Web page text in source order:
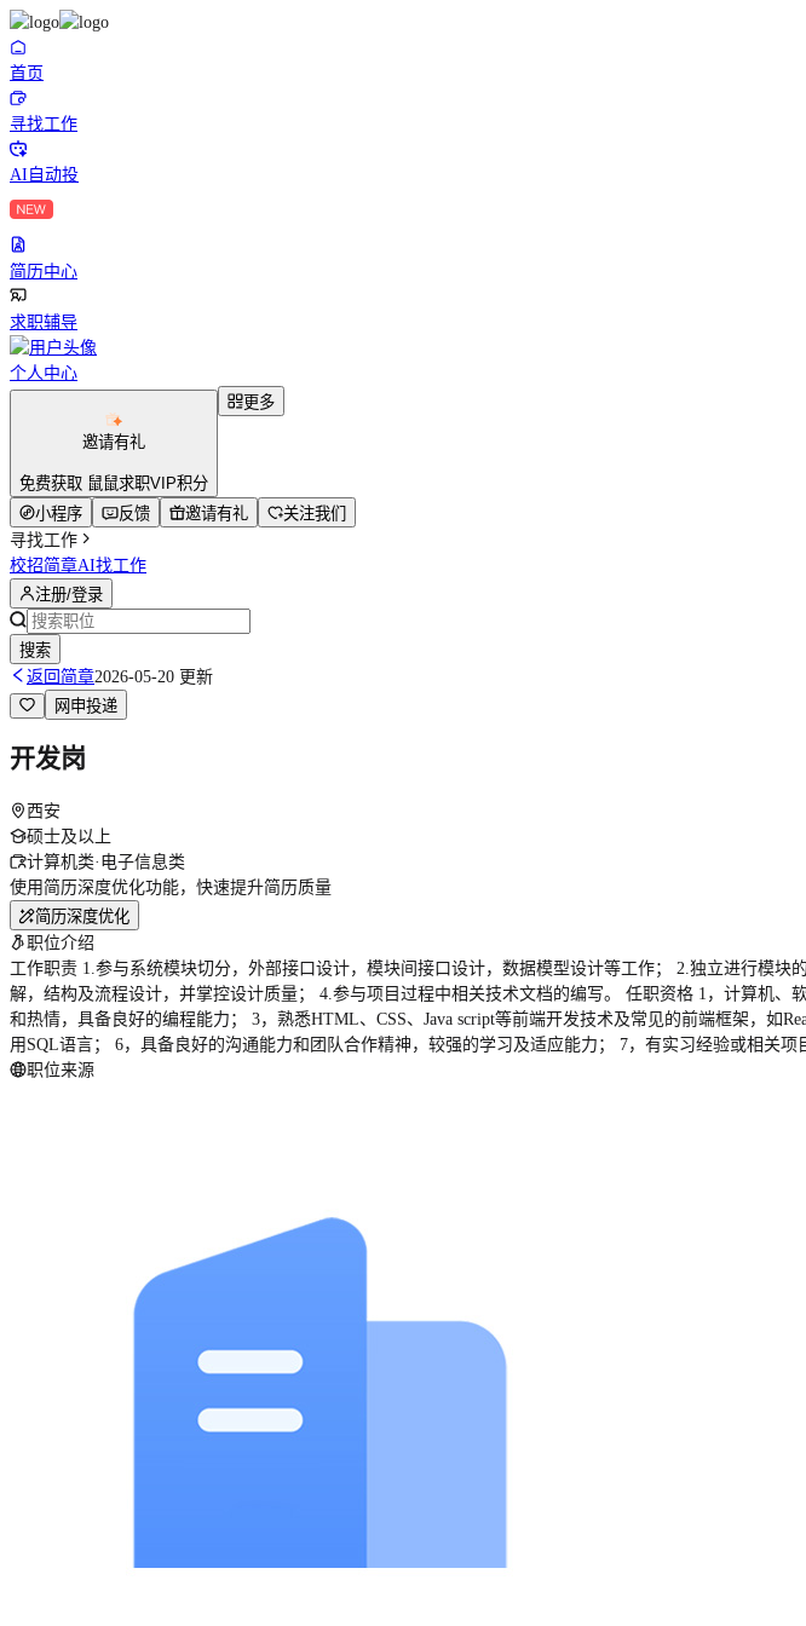
首页
寻找工作
AI自动投
简历中心
求职辅导
个人中心
邀请有礼
免费获取 鼠鼠求职VIP积分
更多
小程序 反馈 邀请有礼
关注我们
寻找工作
校招简章AI找工作
注册/登录
搜索
返回简章2026-05-20 更新
网申投递
开发岗
西安
硕士及以上
计算机类·电子信息类
使用简历深度优化功能，快速提升简历质量
简历深度优化
职位介绍
工作职责 1.参与系统模块切分，外部接口设计，模块间接口设计，数据模型设计等工作； 2.独立进行模
解，结构及流程设计，并掌控设计质量； 4.参与项目过程中相关技术文档的编写。 任职资格 1，计算机
和热情，具备良好的编程能力； 3，熟悉HTML、CSS、Java script等前端开发技术及常见的前端框架，如
用SQL语言； 6，具备良好的沟通能力和团队合作精神，较强的学习及适应能力； 7，有实习经验或相关项
职位来源